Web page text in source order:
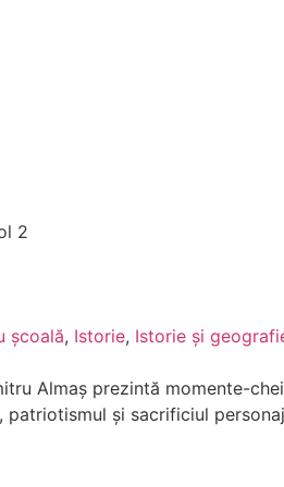
2
școală, Istorie, Istorie și
Almaș prezintă momente-
patriotismul și sacrificiul